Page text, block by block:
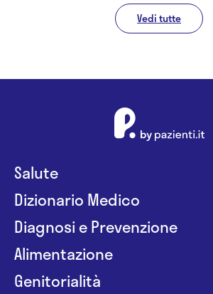
Vedi tutte
Salute
Dizionario Medico
Diagnosi e Prevenzione
Alimentazione
Genitorialità